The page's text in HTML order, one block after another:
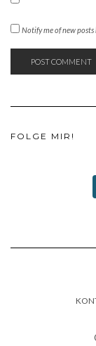
Notify me of new posts
FOLGE MIR!